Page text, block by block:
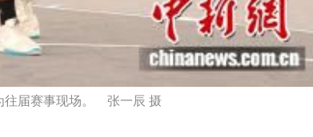
往届赛事现场。 张一辰 摄